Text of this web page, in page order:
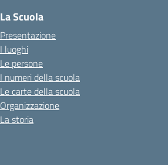
La Scuola
Presentazione
I luoghi
Le persone
I numeri della scuola
Le carte della scuola
Organizzazione
La storia